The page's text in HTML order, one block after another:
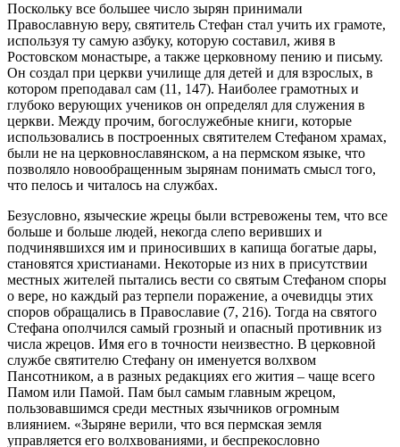
Поскольку все большее число зырян принимали
Православную веру, святитель Стефан стал учить их грамоте,
используя ту самую азбуку, которую составил, живя в
Ростовском монастыре, а также церковному пению и письму.
Он создал при церкви училище для детей и для взрослых, в
котором преподавал сам (11, 147). Наиболее грамотных и
глубоко верующих учеников он определял для служения в
церкви. Между прочим, богослужебные книги, которые
использовались в построенных святителем Стефаном храмах,
были не на церковнославянском, а на пермском языке, что
позволяло новообращенным зырянам понимать смысл того,
что пелось и читалось на службах.
Безусловно, языческие жрецы были встревожены тем, что все
больше и больше людей, некогда слепо веривших и
подчинявшихся им и приносивших в капища богатые дары,
становятся христианами. Некоторые из них в присутствии
местных жителей пытались вести со святым Стефаном споры
о вере, но каждый раз терпели поражение, а очевидцы этих
споров обращались в Православие (7, 216). Тогда на святого
Стефана ополчился самый грозный и опасный противник из
числа жрецов. Имя его в точности неизвестно. В церковной
службе святителю Стефану он именуется волхвом
Пансотником, а в разных редакциях его жития – чаще всего
Памом или Памой. Пам был самым главным жрецом,
пользовавшимся среди местных язычников огромным
влиянием. «Зыряне верили, что вся пермская земля
управляется его волхвованиями, и беспрекословно